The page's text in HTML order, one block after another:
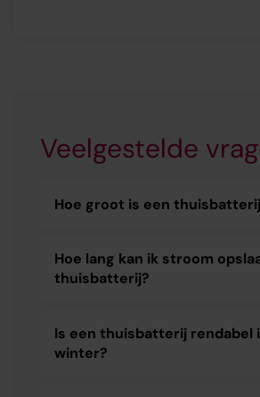
Veelgestelde
Hoe groot is een
Hoe lang kan ik stroom
thuisbatterij?
Is een thuisbatterij rendabel
winter?